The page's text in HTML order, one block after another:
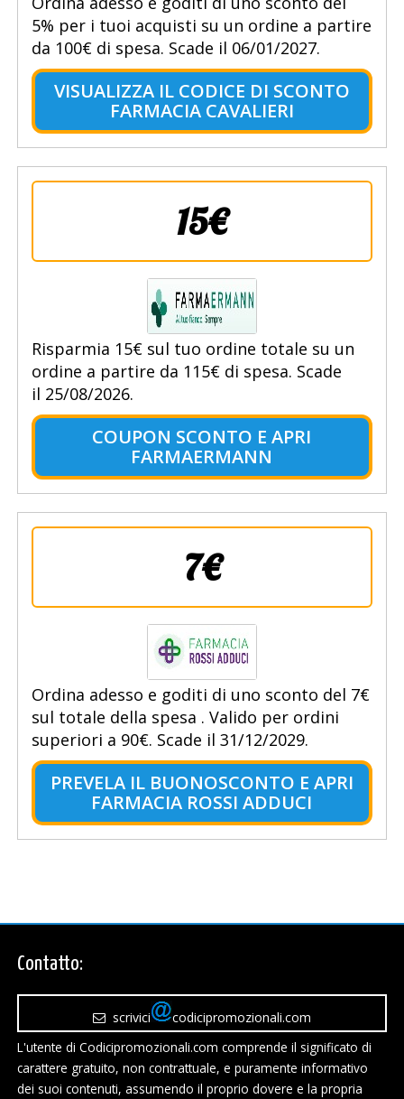
5% per i tuoi acquisti su un ordine a partire
da 100€ di spesa. Scade il 06/01/2027.
VISUALIZZA IL CODICE DI SCONTO
FARMACIA CAVALIERI
15€
Risparmia 15€ sul tuo ordine totale su un
ordine a partire da 115€ di spesa. Scade
il 25/08/2026.
COUPON SCONTO E APRI
FARMAERMANN
7€
Ordina adesso e goditi di uno sconto del 7€
sul totale della spesa . Valido per ordini
superiori a 90€. Scade il 31/12/2029.
PREVELA IL BUONOSCONTO E APRI
FARMACIA ROSSI ADDUCI
Contatto:
scrivici
codicipromozionali.com
L'utente di Codicipromozionali.com comprende il significato di
carattere gratuito, non contrattuale, e puramente informativo
dei suoi contenuti, assumendo il proprio dovere e la propria